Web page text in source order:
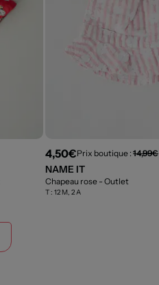
4,50€Prix boutique :14,99€
NAME IT
Chapeau rose - Outlet
T :12 M, 2 A